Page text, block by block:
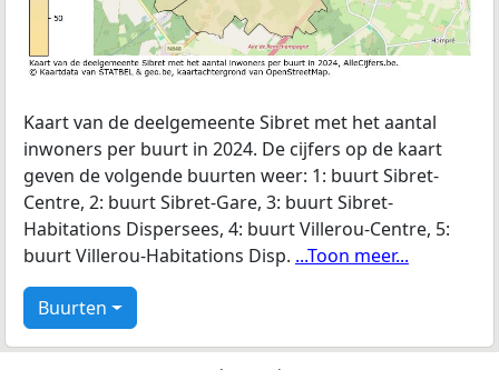
Kaart van de deelgemeente Sibret met het aantal
inwoners per buurt in 2024. De cijfers op de kaart
geven de volgende buurten weer: 1: buurt Sibret-
Centre, 2: buurt Sibret-Gare, 3: buurt Sibret-
Habitations Dispersees, 4: buurt Villerou-Centre, 5:
buurt Villerou-Habitations Disp. ...Toon meer...
Buurten